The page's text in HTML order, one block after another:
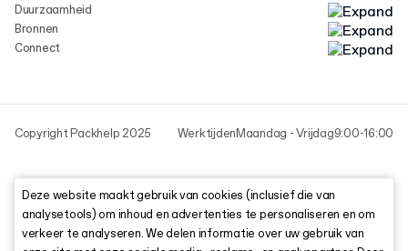
Duurzaamheid
Bronnen
Connect
Copyright Packhelp 2025 WerktijdenMaandag - Vrijdag9:00-16:00
Deze website maakt gebruik van cookies (inclusief die van
analysetools) om inhoud en advertenties te personaliseren en om
verkeer te analyseren. We delen informatie over uw gebruik van